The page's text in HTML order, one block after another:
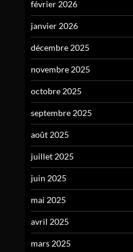
février 2026
janvier 2026
décembre 2025
novembre 2025
octobre 2025
septembre 2025
août 2025
juillet 2025
juin 2025
mai 2025
avril 2025
mars 2025